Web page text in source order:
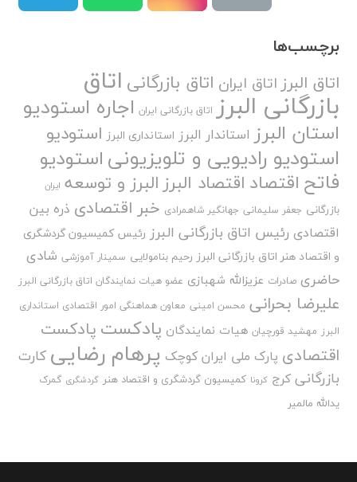
برچسب‌ها
اتاق البرز اتاق ایران اتاق بازرگانی اتاق
بازرگانی البرز اتاق بازرگانی ایران اجاره استودیو
استان البرز استاندار البرز استانداری البرز استودیو
استودیو رادیویی و تلویزیونیاستودیو
فاتح اقتصاد اقتصاد البرزالبرز و توسعه ایران
بازرگانی جعفر سلیمانی جهانگیر شاهمرادی خبر اقتصادی ذره بین
اقتصادی رئیس اتاق بازرگانی البرز رئیس کمیسیون گردشگری
و اقتصاد هنر اتاق بازرگانی البرز رحیم بنامولایی سمینار آموزشی شادی
حاضری صادرات عزیزالله شهبازی عضو هیات نمایندگان اتاق بازرگانی البرز
علیرضا بحرانی محسن امینی معاون هماهنگی امور اقتصادی استانداری
البرز مهشید قورچیان هیات نمایندگان پادکست پادکست
اقتصادی پارک ملی ایران کوچک پرهام رضایی کارت
بازرگانی کرج کرونا کمیسیون گردشگری و اقتصاد هنر گردشگری گمرک
یدالله مالمیر